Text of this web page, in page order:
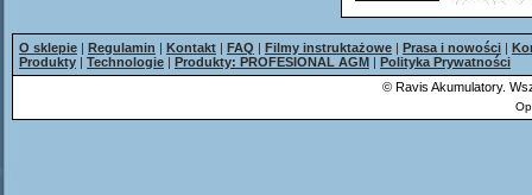
O sklepie | Regulamin | Kontakt | FAQ | Filmy instruktażowe | Prasa i nowości |
Produkty | Technologie | Produkty: PROFESIONAL AGM | Polityka Prywatności
© Ravis Akumulatory.